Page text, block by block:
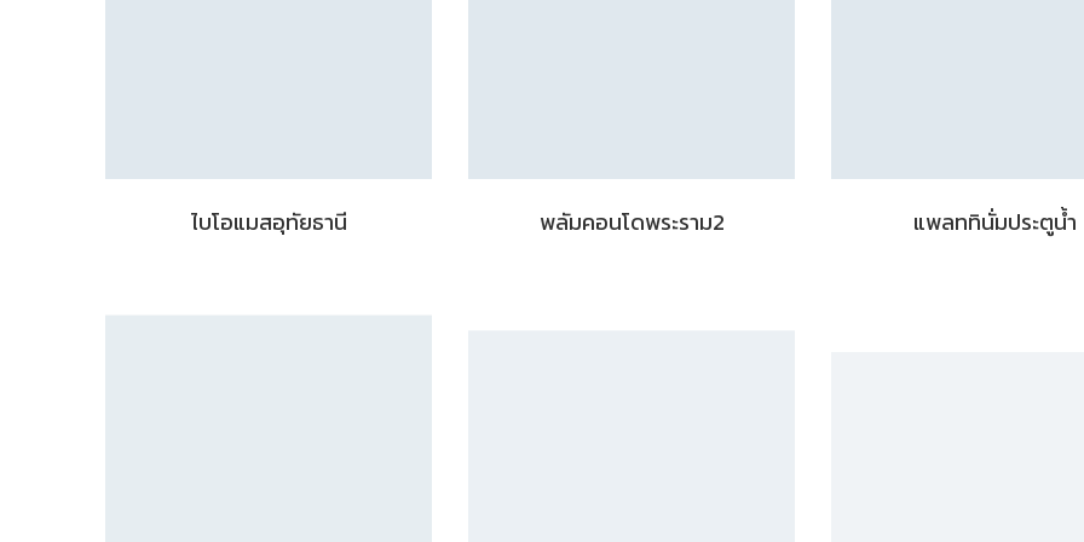
ไบโอแมสอุทัยธานี พลัมคอนโดพระราม2 แพลททินั่มประตูน้ำ